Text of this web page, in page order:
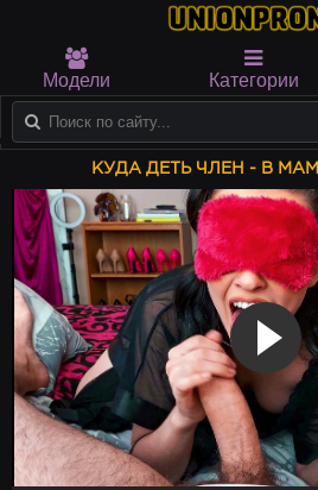
Модели Категории
КУДА ДЕТЬ ЧЛЕН - В